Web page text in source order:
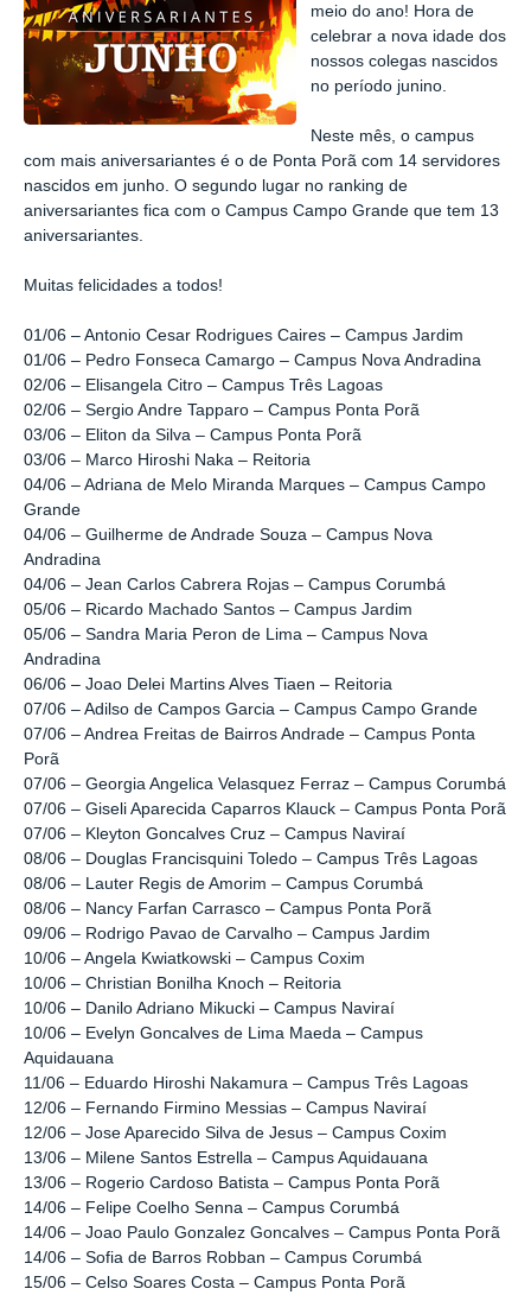
meio do ano! Hora de
celebrar a nova idade dos
nossos colegas nascidos
no período junino.
Neste mês, o campus
com mais aniversariantes é o de Ponta Porã com 14 servidores
nascidos em junho. O segundo lugar no ranking de
aniversariantes fica com o Campus Campo Grande que tem 13
aniversariantes.
Muitas felicidades a todos!
01/06 – Antonio Cesar Rodrigues Caires – Campus Jardim
01/06 – Pedro Fonseca Camargo – Campus Nova Andradina
02/06 – Elisangela Citro – Campus Três Lagoas
02/06 – Sergio Andre Tapparo – Campus Ponta Porã
03/06 – Eliton da Silva – Campus Ponta Porã
03/06 – Marco Hiroshi Naka – Reitoria
04/06 – Adriana de Melo Miranda Marques – Campus Campo
Grande
04/06 – Guilherme de Andrade Souza – Campus Nova
Andradina
04/06 – Jean Carlos Cabrera Rojas – Campus Corumbá
05/06 – Ricardo Machado Santos – Campus Jardim
05/06 – Sandra Maria Peron de Lima – Campus Nova
Andradina
06/06 – Joao Delei Martins Alves Tiaen – Reitoria
07/06 – Adilso de Campos Garcia – Campus Campo Grande
07/06 – Andrea Freitas de Bairros Andrade – Campus Ponta
Porã
07/06 – Georgia Angelica Velasquez Ferraz – Campus Corumbá
07/06 – Giseli Aparecida Caparros Klauck – Campus Ponta Porã
07/06 – Kleyton Goncalves Cruz – Campus Naviraí
08/06 – Douglas Francisquini Toledo – Campus Três Lagoas
08/06 – Lauter Regis de Amorim – Campus Corumbá
08/06 – Nancy Farfan Carrasco – Campus Ponta Porã
09/06 – Rodrigo Pavao de Carvalho – Campus Jardim
10/06 – Angela Kwiatkowski – Campus Coxim
10/06 – Christian Bonilha Knoch – Reitoria
10/06 – Danilo Adriano Mikucki – Campus Naviraí
10/06 – Evelyn Goncalves de Lima Maeda – Campus
Aquidauana
11/06 – Eduardo Hiroshi Nakamura – Campus Três Lagoas
12/06 – Fernando Firmino Messias – Campus Naviraí
12/06 – Jose Aparecido Silva de Jesus – Campus Coxim
13/06 – Milene Santos Estrella – Campus Aquidauana
13/06 – Rogerio Cardoso Batista – Campus Ponta Porã
14/06 – Felipe Coelho Senna – Campus Corumbá
14/06 – Joao Paulo Gonzalez Goncalves – Campus Ponta Porã
14/06 – Sofia de Barros Robban – Campus Corumbá
15/06 – Celso Soares Costa – Campus Ponta Porã